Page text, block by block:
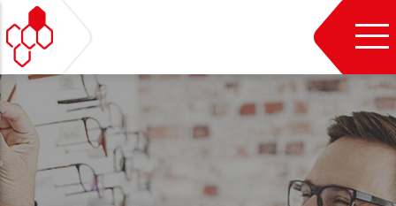
Aller
au
contenu
principal